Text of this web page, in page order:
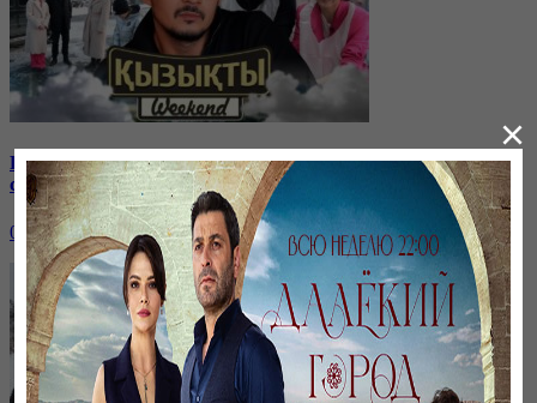
Рүстем мен Жанаргүл Жаныамановтар: Бір-біріңізді
сынақсыз жақсы көріңіз | Қызықты weekend
04 февраля, 17:00
×